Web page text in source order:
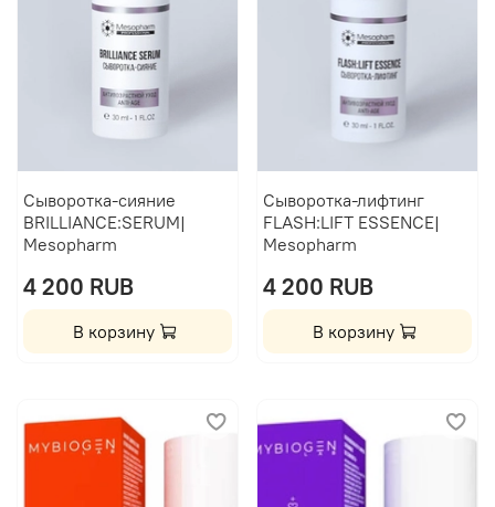
Сыворотка-сияние
BRILLIANCE:SERUM|
Mesopharm
4 200 RUB
В корзину
Сыворотка-лифтинг
FLASH:LIFT ESSENCE|
Mesopharm
4 200 RUB
В корзину